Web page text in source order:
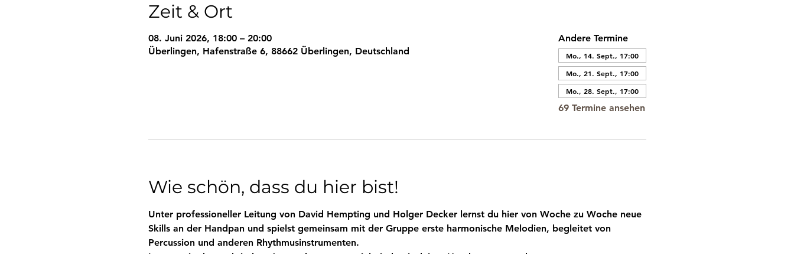
Zeit & Ort
08. Juni 2026, 18:00 – 20:00
Überlingen, Hafenstraße 6, 88662 Überlingen, Deutschland
Andere Termine
Mo., 14. Sept., 17:00
Mo., 21. Sept., 17:00
Mo., 28. Sept., 17:00
69 Termine ansehen
Wie schön, dass du hier bist!
Unter professioneller Leitung von David Hempting und Holger Decker lernst du hier von Woche zu Woche neue
Skills an der Handpan und spielst gemeinsam mit der Gruppe erste harmonische Melodien, begleitet von
Percussion und anderen Rhythmusinstrumenten.